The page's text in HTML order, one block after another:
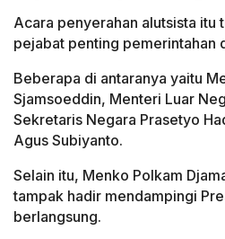
Acara penyerahan alutsista itu
pejabat penting pemerintahan
Beberapa di antaranya yaitu
Sjamsoeddin, Menteri Luar
Sekretaris Negara Prasetyo
Agus Subiyanto.
Selain itu, Menko Polkam
tampak hadir mendampingi
berlangsung.